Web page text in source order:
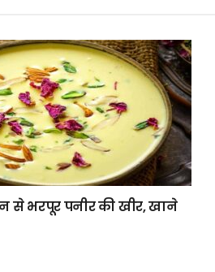
से भरपूर पनीर की खीर, खाने